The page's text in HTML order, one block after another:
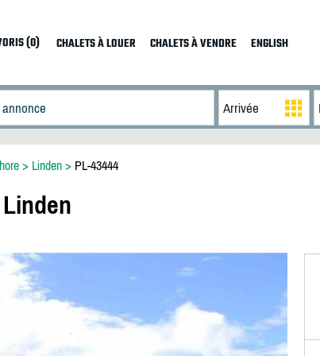
(0) CHALETS À LOUER CHALETS À VENDRE ENGLISH
> Linden> PL-43444